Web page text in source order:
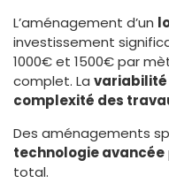
L’aménagement d’un
investissement
1000€ et 1500€ par
complet. La variabilité
complexité des
Des aménagements
technologie avancée
total.